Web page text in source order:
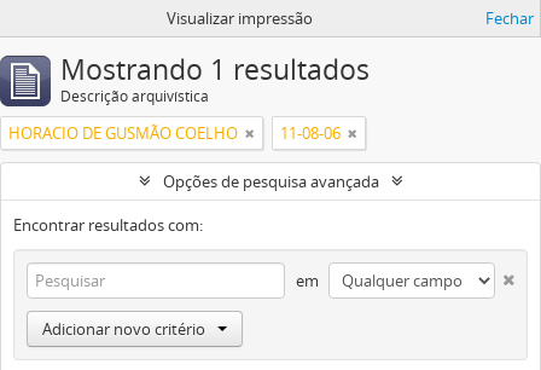
Visualizar impressão Fechar
Mostrando 1 resultados
Descrição arquivística
HORACIO DE GUSMÃO COELHO 11-08-06
Opções de pesquisa avançada
Encontrar resultados com:
em
Adicionar novo critério